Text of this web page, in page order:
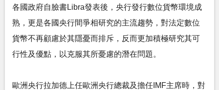
各國政府自臉書Libra發表後，央行發行數位貨幣環境成
熟，更是各國央行間爭相研究的主流趨勢，對法定數位
貨幣不再顧慮於其隱憂而排斥，反而更加積極研究其可
行性及優點，以克服其所憂慮的潛在問題。
歐洲央行拉加德上任歐洲央行總裁及擔任IMF主席時，對